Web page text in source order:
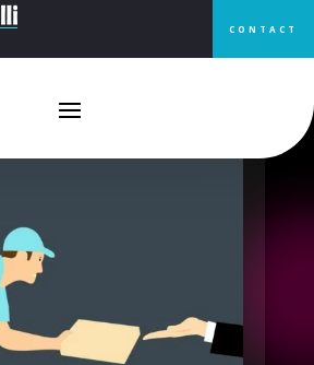
CONTACT
: une solution tout-en-
votre e-commerce